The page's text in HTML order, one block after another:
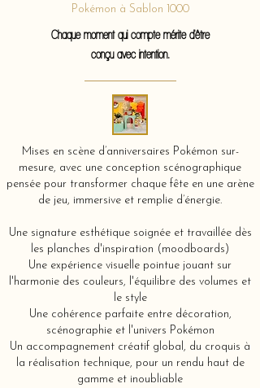
Pokémon à Sablon 1000
Chaque moment qui compte mérite d'être
conçu avec intention.
Mises en scène d’anniversaires Pokémon sur-
mesure, avec une conception scénographique
pensée pour transformer chaque fête en une arène
de jeu, immersive et remplie d’énergie.
Une signature esthétique soignée et travaillée dès
les planches d'inspiration (moodboards)
Une expérience visuelle pointue jouant sur
l'harmonie des couleurs, l'équilibre des volumes et
le style
Une cohérence parfaite entre décoration,
scénographie et l'univers Pokémon
Un accompagnement créatif global, du croquis à
la réalisation technique, pour un rendu haut de
gamme et inoubliable